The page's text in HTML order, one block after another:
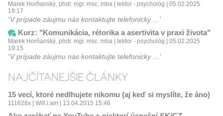
Marek Horňanský, phdr. mgr. msc. mba | lektor - psychológ | 05.02.2025
19:17
V prípade záujmu nás kontaktujte telefonicky ...
Kurz: "Komunikácia, rétorika a asertivita v praxi života"
Marek Horňanský, phdr. mgr. msc. mba | lektor - psychológ | 05.02.2025
19:15
V prípade záujmu nás kontaktujte telefonicky ...
NAJČÍTANEJŠIE ČLÁNKY
15 vecí, ktoré nedlhujete nikomu (aj keď si myslíte, že áno)
111628x | Will.i.am | 13.04.2015 15:46